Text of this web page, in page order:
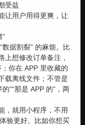
受益
让用户用得更爽，让
据割裂” 的麻烦。比
上想修改订单备注，
你在 APP 里收藏的
载离线文件；不管是
”“那是 APP 的”，两
，就用小程序，不用
验更好。比如你想买